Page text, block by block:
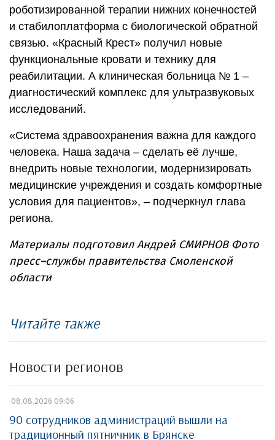
роботизированной терапии нижних конечностей
и стабилоплатформа с биологической обратной
связью. «Красный Крест» получил новые
функциональные кровати и технику для
реабилитации. А клиническая больница № 1 –
диагностический комплекс для ультразвуковых
исследований.
«Система здравоохранения важна для каждого
человека. Наша задача – сделать её лучше,
внедрить новые технологии, модернизировать
медицинские учреждения и создать комфортные
условия для пациентов», – подчеркнул глава
региона.
Материалы подготовил Андрей СМИРНОВ Фото
пресс–службы правительства Смоленской
области
Читайте также
Новости регионов
08.08.2026 09:06
90 сотрудников администраций вышли на
традиционный пятничник в Брянске